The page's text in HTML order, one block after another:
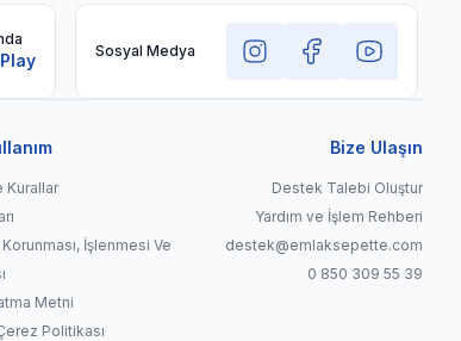
Sosyal Medya
Kurallar
İşlenmesi Ve
Metni
Politikası
Bize Ulaşın
Destek Talebi Oluştur
Yardım ve İşlem Rehberi
destek@emlaksepette.com
0 850 309 55 39